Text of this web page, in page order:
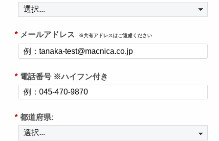
* メールアドレス ※共有アドレスはご遠慮ください
* 電話番号 ※ハイフン付き
* 都道府県: